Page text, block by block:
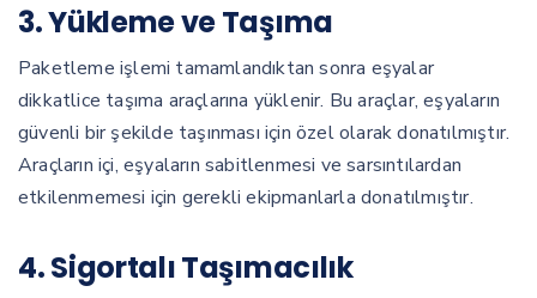
3. Yükleme ve Taşıma
Paketleme işlemi tamamlandıktan sonra eşyalar
dikkatlice taşıma araçlarına yüklenir. Bu araçlar, eşyaların
güvenli bir şekilde taşınması için özel olarak donatılmıştır.
Araçların içi, eşyaların sabitlenmesi ve sarsıntılardan
etkilenmemesi için gerekli ekipmanlarla donatılmıştır.
4. Sigortalı Taşımacılık